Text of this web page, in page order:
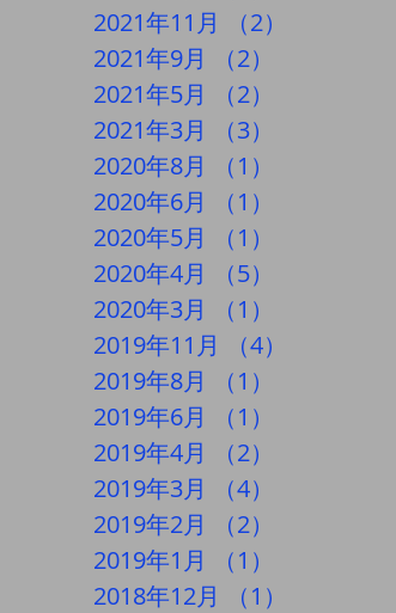
2021年11月
（2）
2021年9月
（2）
2021年5月
（2）
2021年3月
（3）
2020年8月
（1）
2020年6月
（1）
2020年5月
（1）
2020年4月
（5）
2020年3月
（1）
2019年11月
（4）
2019年8月
（1）
2019年6月
（1）
2019年4月
（2）
2019年3月
（4）
2019年2月
（2）
2019年1月
（1）
2018年12月
（1）